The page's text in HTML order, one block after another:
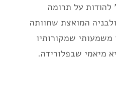
להודות על תרומה
המואצת שחוותה
שמקורותיו
מיאמי שבפלורידה.